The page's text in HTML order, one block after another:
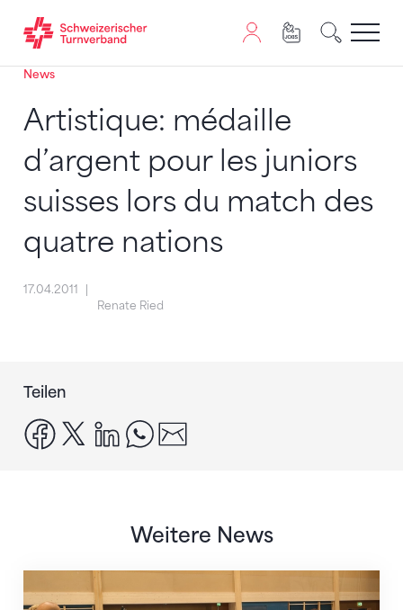
Zum Inhalt springen
Zur Sitemap navigieren
Zum Navigieren dieser Seite wird JavaScript benötigt.
News
Artistique: médaille
d’argent pour les juniors
suisses lors du match des
quatre nations
17.04.2011
Renate Ried
Teilen
facebook
x linkedinwhatsapp
Weitere News
Mit klaren Zielen nach Zagreb